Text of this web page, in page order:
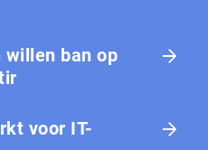
willen ban op
voor IT-